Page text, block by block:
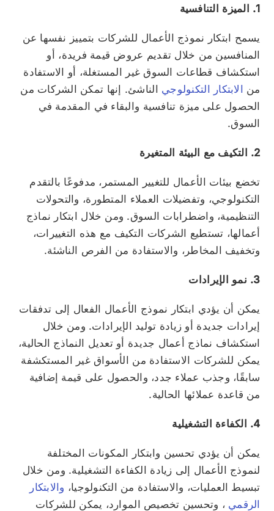
1. الميزة التنافسية
يسمح ابتكار نموذج الأعمال للشركات بتمييز نفسها عن
المنافسين من خلال تقديم عروض قيمة فريدة، أو
استكشاف قطاعات السوق غير المستغلة، أو الاستفادة
من الابتكار التكنولوجي الناشئ. إنها تمكن الشركات من
الحصول على ميزة تنافسية والبقاء في المقدمة في
السوق.
2. التكيف مع البيئة المتغيرة
تخضع بيئات الأعمال للتغيير المستمر، مدفوعًا بالتقدم
التكنولوجي، وتفضيلات العملاء المتطورة، والتحولات
التنظيمية، واضطرابات السوق. ومن خلال ابتكار نماذج
أعمالها، تستطيع الشركات التكيف مع هذه التغييرات،
وتخفيف المخاطر، والاستفادة من الفرص الناشئة.
3. نمو الإيرادات
يمكن أن يؤدي ابتكار نموذج الأعمال الفعال إلى تدفقات
إيرادات جديدة أو زيادة توليد الإيرادات. ومن خلال
استكشاف نماذج أعمال جديدة أو تعديل النماذج الحالية،
يمكن للشركات الاستفادة من الأسواق غير المستكشفة
سابقًا، وجذب عملاء جدد، والحصول على قيمة إضافية
من قاعدة عملائها الحالية.
4. الكفاءة التشغيلية
يمكن أن يؤدي تحسين وابتكار المكونات المختلفة
لنموذج الأعمال إلى زيادة الكفاءة التشغيلية. ومن خلال
تبسيط العمليات، والاستفادة من التكنولوجيا، والابتكار
الرقمي ، وتحسين تخصيص الموارد، يمكن للشركات